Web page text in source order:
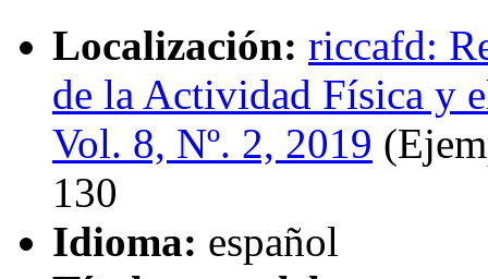
Localización: riccafd:
de la Actividad Física y
Vol. 8, Nº. 2, 2019
130
Idioma: español